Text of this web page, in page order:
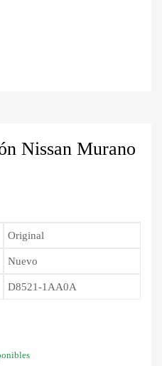
Nissan Murano
Original
Nuevo
D8521-1AA0A